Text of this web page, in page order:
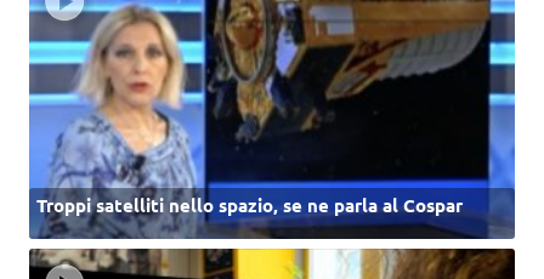
Troppi satelliti nello spazio, se ne parla al Cospar